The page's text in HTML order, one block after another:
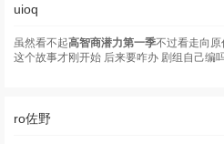
uioq
虽然看不起高智商潜力第一季不过看走向
这个故事才刚开始 后来要咋办 剧组自己编
ro佐野